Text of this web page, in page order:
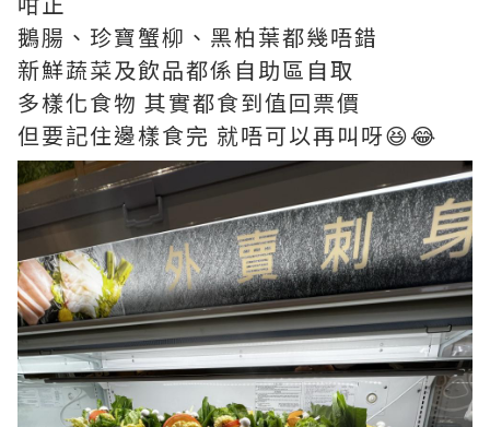
鵝腸、珍寶蟹柳、黑柏葉都幾唔錯
新鮮蔬菜及飲品都係自助區自取
多樣化食物 其實都食到值回票價
但要記住邊樣食完 就唔可以再叫呀😆😂